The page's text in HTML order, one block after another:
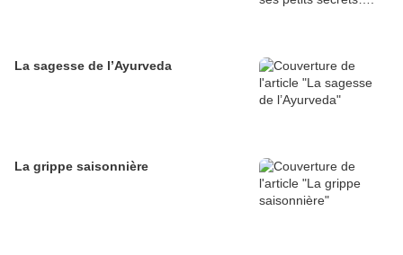
La sagesse de l’Ayurveda
La grippe saisonnière